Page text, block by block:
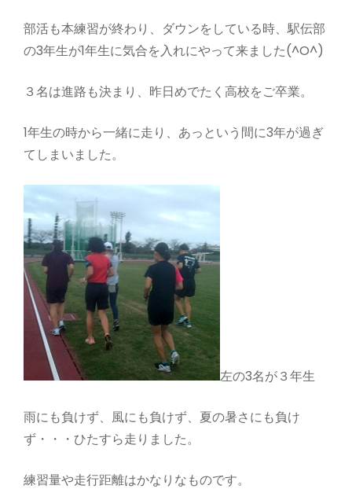
部活も本練習が終わり、ダウンをしている時、駅伝部
の3年生が1年生に気合を入れにやって来ました(^O^)
３名は進路も決まり、昨日めでたく高校をご卒業。
1年生の時から一緒に走り、あっという間に3年が過ぎ
てしまいました。
左の3名が３年生
雨にも負けず、風にも負けず、夏の暑さにも負け
ず・・・ひたすら走りました。
練習量や走行距離はかなりなものです。